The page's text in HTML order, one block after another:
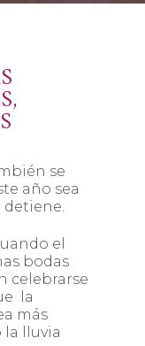
se
año sea
detiene.
el
bodas
celebrarse
la
más
la lluvia